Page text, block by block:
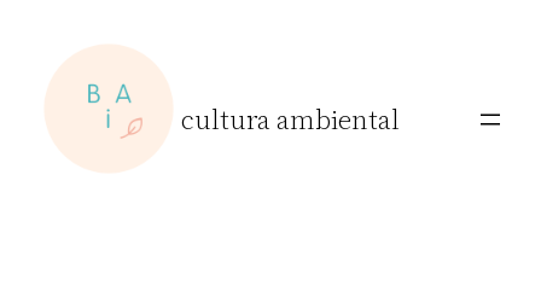
content
cultura ambiental